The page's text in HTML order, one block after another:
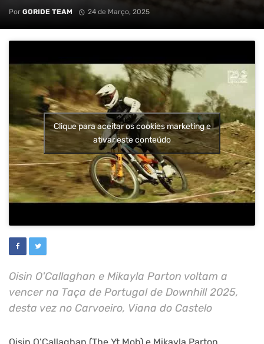
Por GORIDE TEAM 24 de Março, 2025
Clique para aceitar os cookies marketing e
ativar este conteúdo
Oisin O'Callaghan e Mikayla Parton voltam a
vencer na Taça de Portugal de Downhill 2025,
desta vez no Carvoeiro, Viana do Castelo